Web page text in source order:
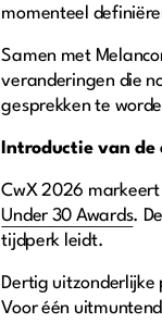
momenteel
Samen met
veranderingen die
gesprekken te
Introductie van de
CwX 2026
Under 30 Awards.
tijdperk leidt.
Dertig
Voor één